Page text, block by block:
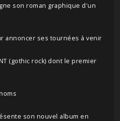
son roman graphique d'un
annoncer ses tournées à venir
(gothic rock) dont le premier
son nouvel album en